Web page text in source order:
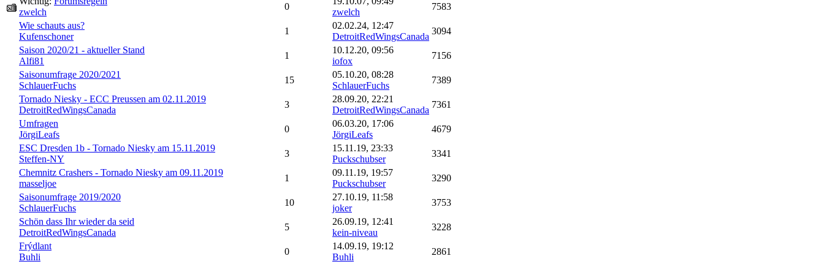
zwelch
0
zwelch
7583
Wie schauts aus?
Kufenschoner
1
02.02.24, 12:47
DetroitRedWingsCanada
3094
Saison 2020/21 - aktueller Stand
Alfi81
1
10.12.20, 09:56
iofox
7156
Saisonumfrage 2020/2021
SchlauerFuchs
15
05.10.20, 08:28
SchlauerFuchs
7389
Tornado Niesky - ECC Preussen am 02.11.2019
DetroitRedWingsCanada
3
28.09.20, 22:21
DetroitRedWingsCanada
7361
Umfragen
JörgiLeafs
0
06.03.20, 17:06
JörgiLeafs
4679
ESC Dresden 1b - Tornado Niesky am 15.11.2019
Steffen-NY
3
15.11.19, 23:33
Puckschubser
3341
Chemnitz Crashers - Tornado Niesky am 09.11.2019
masseljoe
1
09.11.19, 19:57
Puckschubser
3290
Saisonumfrage 2019/2020
SchlauerFuchs
10
27.10.19, 11:58
joker
3753
Schön dass Ihr wieder da seid
DetroitRedWingsCanada
5
26.09.19, 12:41
kein-niveau
3228
Frýdlant
Buhli
0
14.09.19, 19:12
Buhli
2861